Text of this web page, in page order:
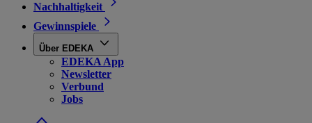
Nachhaltigkeit
Gewinnspiele
Über EDEKA
EDEKA App
Newsletter
Verbund
Jobs